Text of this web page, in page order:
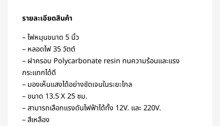
รายละเอียดสินค้า
– ไฟหมุนขนาด 5 นิ้ว
– หลอดไฟ 35 วัตต์
– ฝาครอบ Polycarbonate resin ทนความร้อนและแรง
กระแทกได้ดี
– มองเห็นแสงได้อย่างชัดเจนในระยะไกล
– ขนาด 13.5 X 25 ซม.
– สามารถเลือกแรงดันไฟฟ้าได้ทั้ง 12V. และ 220V.
– สีเหลือง